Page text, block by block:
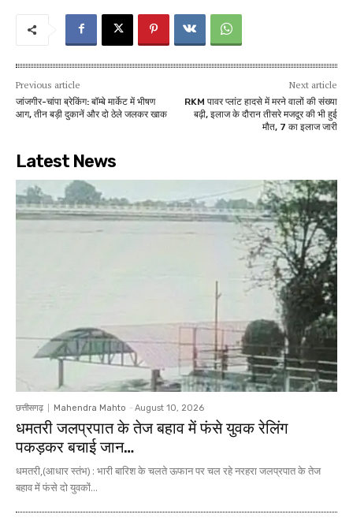
Previous article
जांजगीर-चांपा ब्रेकिंग: बॉम्बे मार्केट में भीषण
आग, तीन बड़ी दुकानें और दो ठेले जलकर खाक
Next article
RKM पावर प्लांट हादसे में मरने वालों की संख्या
बढ़ी, इलाज के दौरान तीसरे मजदूर की भी हुई
मौत, 7 का इलाज जारी
Latest News
छत्तीसगढ़ Mahendra Mahto - August 10, 2026
धमतरी जलप्रपात के तेज बहाव में फंसे युवक रेलिंग
पकड़कर बचाई जान…
धमतरी,(आधार स्तंभ) : भारी बारिश के चलते ऊफान पर चल रहे नरहरा जलप्रपात के तेज
बहाव में फंसे दो युवकों...